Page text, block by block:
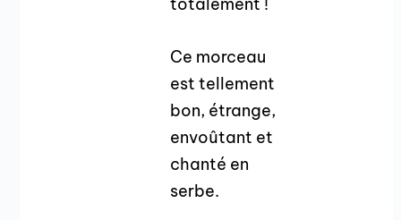
totalement !
Ce morceau
est tellement
bon, étrange,
envoûtant et
chanté en
serbe.